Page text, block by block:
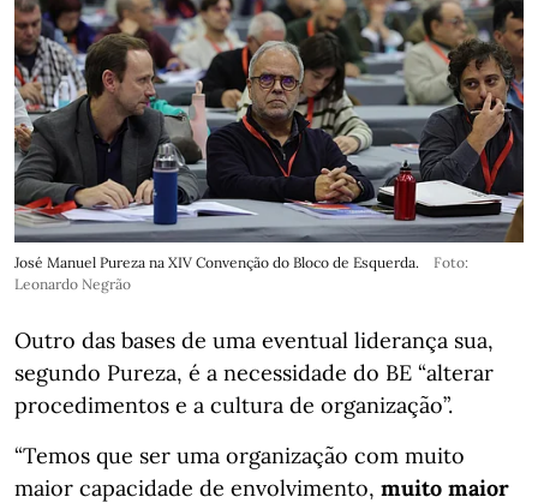
José Manuel Pureza na XIV Convenção do Bloco de Esquerda.
Foto:
Leonardo Negrão
Outro das bases de uma eventual liderança sua,
segundo Pureza, é a necessidade do BE “alterar
procedimentos e a cultura de organização”.
“Temos que ser uma organização com muito
maior capacidade de envolvimento, muito maior